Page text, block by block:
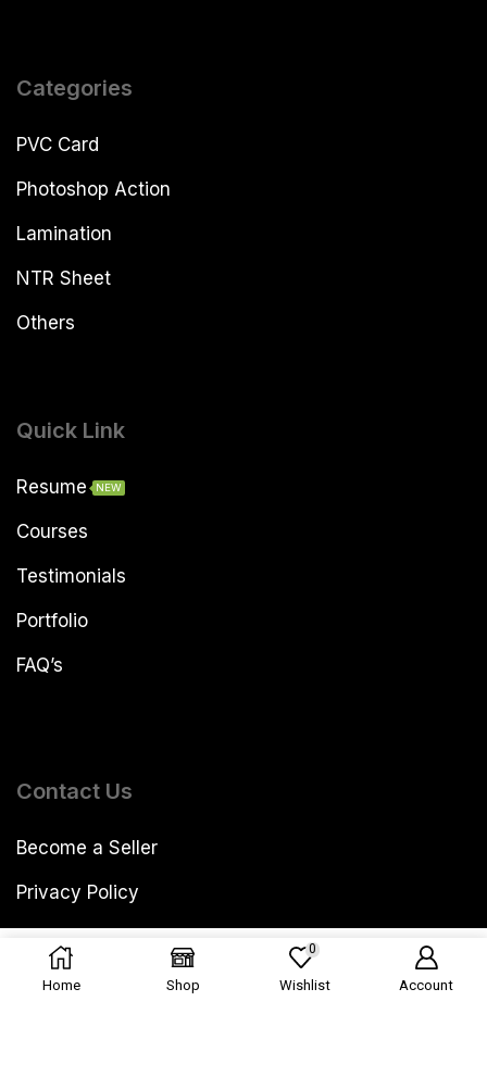
Add to cart Buy now
Home Shop
0
Wishlist Account
Categories
PVC Card
Photoshop Action
Lamination
NTR Sheet
Others
Quick Link
Resume NEW
Courses
Testimonials
Portfolio
FAQ’s
Contact Us
Become a Seller
Privacy Policy
Shipping Policy